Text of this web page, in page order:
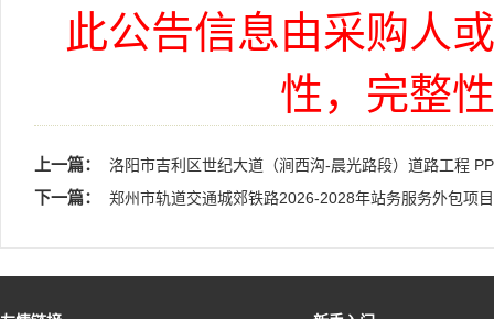
此公告信息由采购人
性，完整
上一篇： 洛阳市吉利区世纪大道（涧西沟-晨光路段）道路工程
下一篇： 郑州市轨道交通城郊铁路2026-2028年站务服务外包项